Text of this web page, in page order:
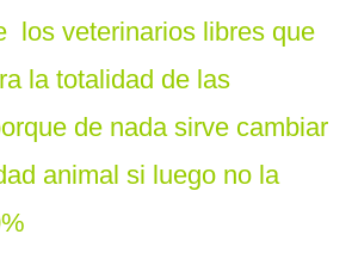
los veterinarios libres que
la totalidad de las
de nada sirve cambiar
animal si luego no la